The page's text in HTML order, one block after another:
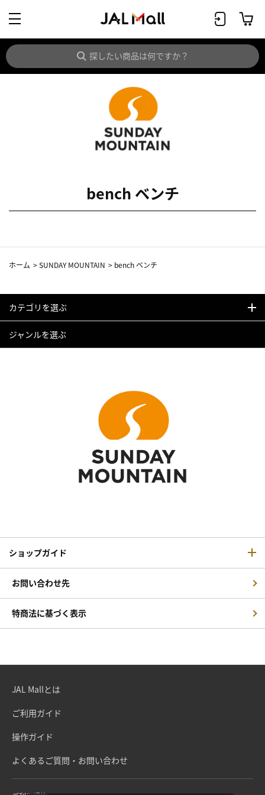
bench ベンチ
ホーム >SUNDAY MOUNTAIN > bench ベンチ
カテゴリを選ぶ
ジャンルを選ぶ
ショップガイド
お問い合わせ先
特商法に基づく表示
JAL Mallとは
ご利用ガイド
操作ガイド
よくあるご質問・お問い合わせ